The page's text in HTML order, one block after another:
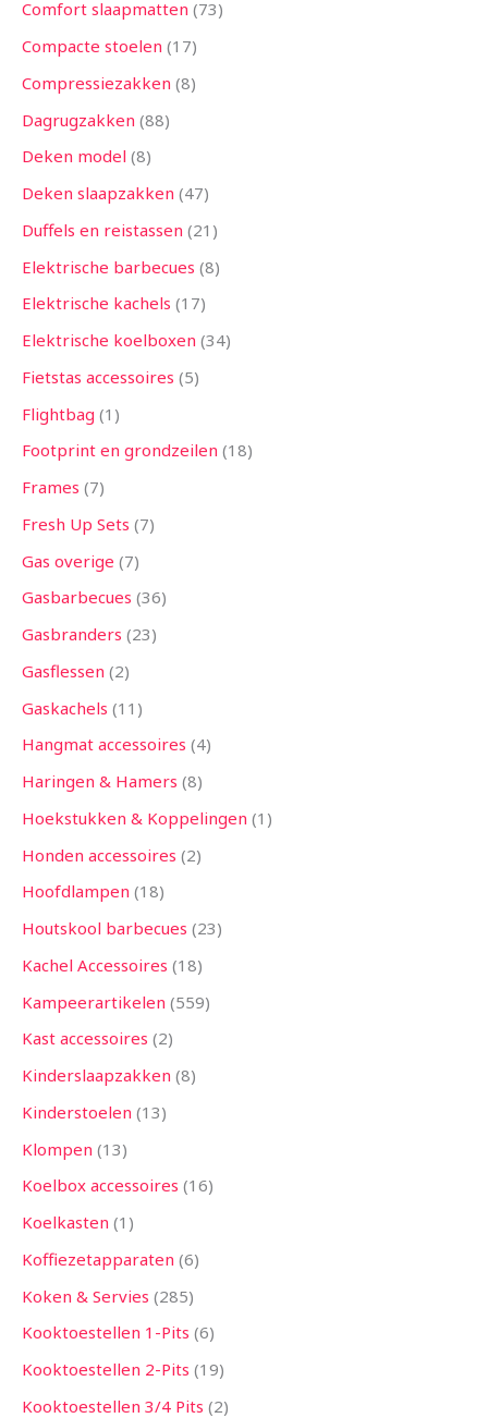
Comfort slaapmatten 73
Compacte stoelen 17
Compressiezakken 8
Dagrugzakken 88
Deken model 8
Deken slaapzakken 47
Duffels en reistassen 21
Elektrische barbecues 8
Elektrische kachels 17
Elektrische koelboxen 34
Fietstas accessoires 5
Flightbag 1
Footprint en grondzeilen 18
Frames 7
Fresh Up Sets 7
Gas overige 7
Gasbarbecues 36
Gasbranders 23
Gasflessen 2
Gaskachels 11
Hangmat accessoires 4
Haringen & Hamers 8
Hoekstukken & Koppelingen 1
Honden accessoires 2
Hoofdlampen 18
Houtskool barbecues 23
Kachel Accessoires 18
Kampeerartikelen 559
Kast accessoires 2
Kinderslaapzakken 8
Kinderstoelen 13
Klompen 13
Koelbox accessoires 16
Koelkasten 1
Koffiezetapparaten 6
Koken & Servies 285
Kooktoestellen 1-Pits 6
Kooktoestellen 2-Pits 19
Kooktoestellen 3/4 Pits 2